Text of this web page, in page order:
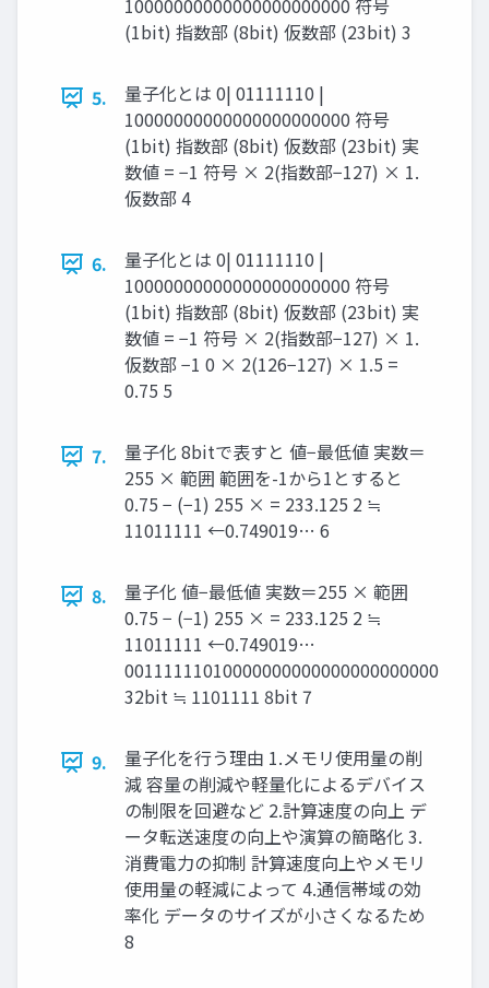
10000000000000000000000 符号
(1bit) 指数部 (8bit) 仮数部 (23bit) 3
5.
量子化とは 0| 01111110 |
10000000000000000000000 符号
(1bit) 指数部 (8bit) 仮数部 (23bit) 実
数値 = −1 符号 × 2(指数部−127) × 1.
仮数部 4
6.
量子化とは 0| 01111110 |
10000000000000000000000 符号
(1bit) 指数部 (8bit) 仮数部 (23bit) 実
数値 = −1 符号 × 2(指数部−127) × 1.
仮数部 −1 0 × 2(126−127) × 1.5 =
0.75 5
7.
量子化 8bitで表すと 値−最低値 実数＝
255 × 範囲 範囲を-1から1とすると
0.75 − (−1) 255 × = 233.125 2 ≒
11011111 ←0.749019… 6
8.
量子化 値−最低値 実数＝255 × 範囲
0.75 − (−1) 255 × = 233.125 2 ≒
11011111 ←0.749019…
00111111010000000000000000000000
32bit ≒ 1101111 8bit 7
9.
量子化を行う理由 1.メモリ使用量の削
減 容量の削減や軽量化によるデバイス
の制限を回避など 2.計算速度の向上 デ
ータ転送速度の向上や演算の簡略化 3.
消費電力の抑制 計算速度向上やメモリ
使用量の軽減によって 4.通信帯域の効
率化 データのサイズが小さくなるため
8